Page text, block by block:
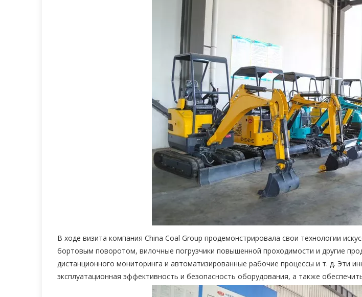
В ходе визита компания China Coal Group продемонстрировала свои технологии
бортовым поворотом, вилочные погрузчики повышенной проходимости и другие
дистанционного мониторинга и автоматизированные рабочие процессы и т. д. Эти
эксплуатационная эффективность и безопасность оборудования, а также